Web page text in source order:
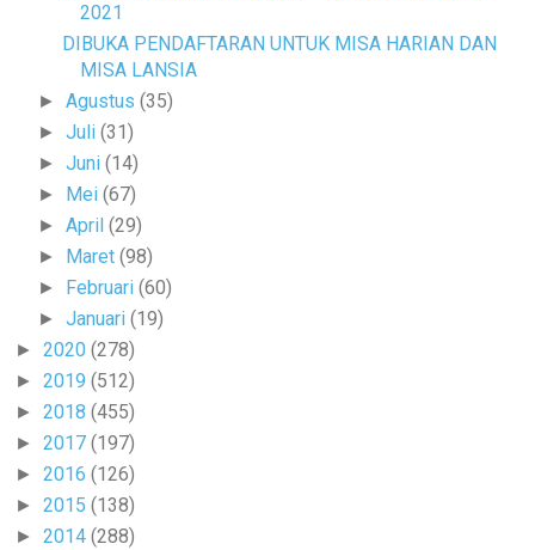
2021
DIBUKA PENDAFTARAN UNTUK MISA HARIAN DAN
MISA LANSIA
►Agustus(35)
►Juli(31)
►Juni(14)
► Mei(67)
►April(29)
► Maret(98)
► Februari(60)
►Januari(19)
► 2020 (278)
► 2019 (512)
► 2018 (455)
► 2017 (197)
► 2016 (126)
► 2015 (138)
► 2014 (288)